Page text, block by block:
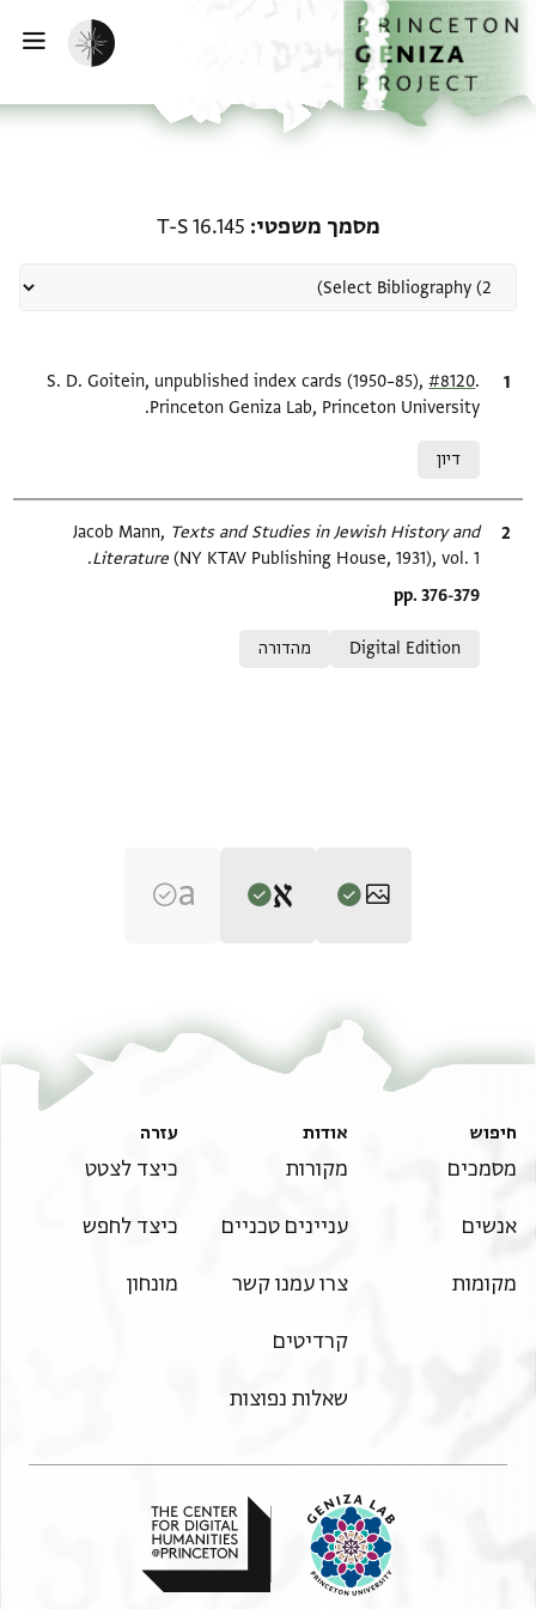
לתוכןהבית
הפעלת מצב כהה
מסמך משפטי T-S 16.145
ציטוט S. D. Goitein, unpublished index cards (1950–85),#8120
Princeton Geniza Lab, Princeton University.
דיון
ציטוט Jacob Mann,Texts and Studies in Jewish History and
Literature (NY KTAV Publishing House, 1931), vol. 1.
Location in source
pp. 376-379
Digital Edition
מהדורה
Texts and Studies in Jewish History and Literature
(NY KTAV Publishing House, 1931), vol. 1.
Recto
. . . . . . . . . . . . . . . . . . . . . . . . . . . . . . . . . . . . . . .
[ממני מעכשיו
. . . . . . . . . . . . . . . . . ם מחמת שאני מודה בפניכם
הודאה גמורה
ובגוף בריא
ובדעת נכונה ונקיה שנטלתי וקיבלתי מיד אהרן הנזכר
שלשים ותשעה זהובים ושני שלישי זהוב טובים שקולים
הדורים
T-S 16.145 1v הגדל וסובב
תנאי היתר שימוש בתצלום
חיפוש
מסמכים
אנשים
מקומות
אודות
מקורות
עניינים טכניים
צרו עמנו קשר
קרדיטים
שאלות נפוצות
עזרה
כיצד לצטט
כיצד לחפש
מונחון